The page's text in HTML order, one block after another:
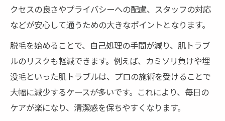
クセスの良さやプライバシーへの配慮、スタッフの対応
などが安心して通うための大きなポイントとなります。
脱毛を始めることで、自己処理の手間が減り、肌トラブ
ルのリスクも軽減できます。例えば、カミソリ負けや埋
没毛といった肌トラブルは、プロの施術を受けることで
大幅に減少するケースが多いです。これにより、毎日の
ケアが楽になり、清潔感を保ちやすくなります。